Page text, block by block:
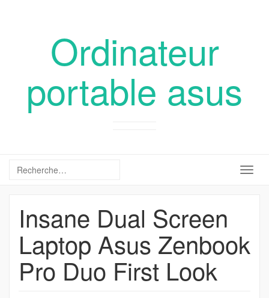
Ordinateur
portable asus
Insane Dual Screen
Laptop Asus Zenbook
Pro Duo First Look